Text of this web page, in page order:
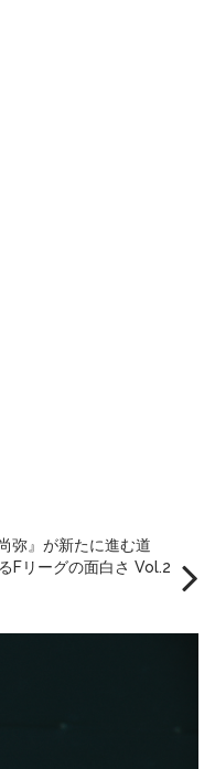
弥』が新たに進む道
Fリーグの面白さ Vol.2